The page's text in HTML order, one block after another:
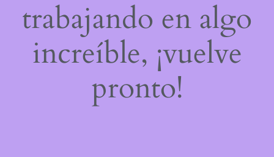
trabajando en algo
increíble, ¡vuelve
pronto!